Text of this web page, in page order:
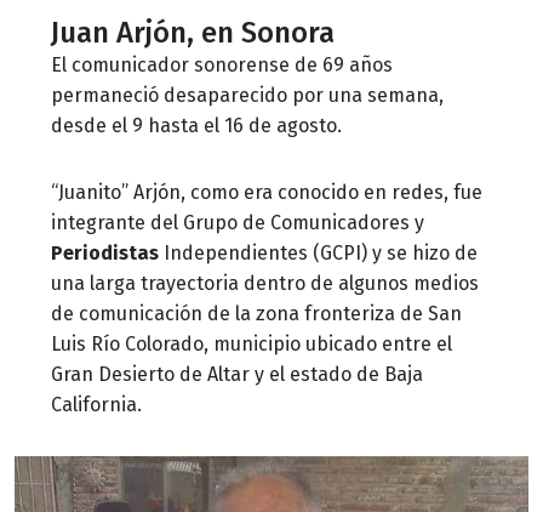
Juan Arjón, en Sonora
El comunicador sonorense de 69 años
permaneció desaparecido por una semana,
desde el 9 hasta el 16 de agosto.
“Juanito” Arjón, como era conocido en redes, fue
integrante del Grupo de Comunicadores y
Periodistas Independientes (GCPI) y se hizo de
una larga trayectoria dentro de algunos medios
de comunicación de la zona fronteriza de San
Luis Río Colorado, municipio ubicado entre el
Gran Desierto de Altar y el estado de Baja
California.